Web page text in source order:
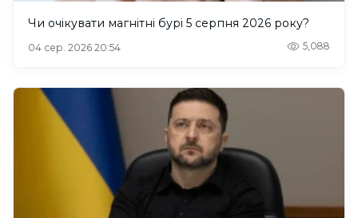
Чи очікувати магнітні бурі 5 серпня 2026 року?
04 сер. 2026 20:54 5,088